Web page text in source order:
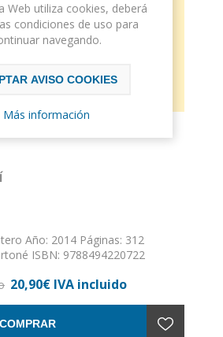
Año: 2014 Páginas: 312
ISBN: 9788494220722
20,90€ IVA incluido
COMPRAR
Web utiliza cookies, deberá
condiciones de uso para
navegando.
AVISO COOKIES
Más información